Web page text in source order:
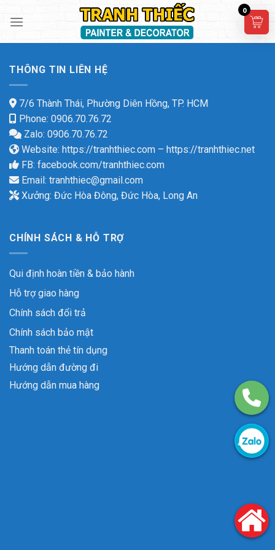
THÔNG TIN LIÊN HỆ
7/6 Thành Thái, Phường Diên Hồng, TP. HCM
Phone: 0906.70.76.72
Zalo: 0906.70.76.72
Website: https://tranhthiec.com – https://tranhthiec.net
FB: facebook.com/tranhthiec.com
Email: tranhthiec@gmail.com
Xưởng: Đức Hòa Đông, Đức Hòa, Long An
CHÍNH SÁCH & HỖ TRỢ
Qui định hoàn tiền & bảo hành
Hỗ trợ giao hàng
Chính sách đổi trả
Chính sách bảo mật
Thanh toán thẻ tín dụng
Hướng dẫn đường đi
Hướng dẫn mua hàng
0